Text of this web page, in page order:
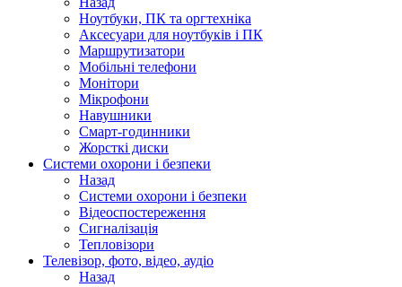
Ноутбуки, ПК та оргтехніка
Аксесуари для ноутбуків і ПК
Маршрутизатори
Мобільні телефони
Монітори
Мікрофони
Навушники
Смарт-годинники
Жорсткі диски
Системи охорони і безпеки
Назад
Системи охорони і безпеки
Відеоспостереження
Сигналізація
Тепловізори
Телевізор, фото, відео, аудіо
Назад